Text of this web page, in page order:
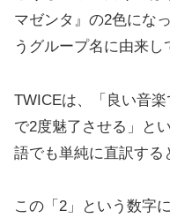
マゼンタ』の2色にな
うグループ名に由来し
TWICEは、「良い音
で2度魅了させる」と
語でも単純に直訳する
この「2」という数字